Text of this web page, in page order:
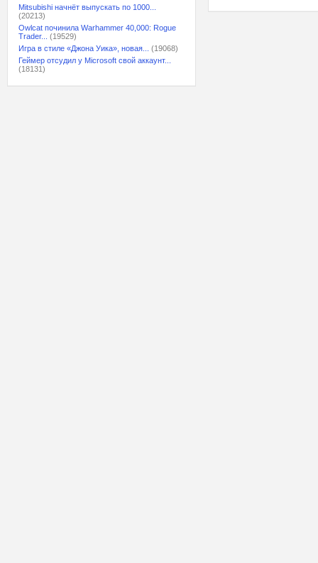
Mitsubishi начнёт выпускать по 1000...
(20213)
Owlcat починила Warhammer 40,000: Rogue
Trader...
(19529)
Игра в стиле «Джона Уика», новая...
(19068)
Геймер отсудил у Microsoft свой аккаунт...
(18131)